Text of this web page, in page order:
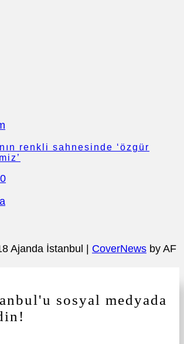
renkli sahnesinde ‘özgür
0
Ajanda İstanbul | CoverNews by AF
sosyal medyada